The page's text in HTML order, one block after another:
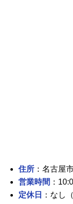
住所 ：名古屋
営業時間 ：
定休日
：なし